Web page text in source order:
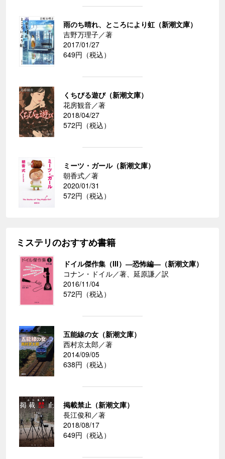
雨のち晴れ、ところにより虹（新潮文庫）
吉野万理子／著
2017/01/27
649円（税込）
くちびる遊び（新潮文庫）
花房観音／著
2018/04/27
572円（税込）
ミーツ・ガール（新潮文庫）
朝香式／著
2020/01/31
572円（税込）
ミステリのおすすめ書籍
ドイル傑作集（III）―恐怖編―（新潮文庫）
コナン・ドイル／著、延原謙／訳
2016/11/04
572円（税込）
五能線の女（新潮文庫）
西村京太郎／著
2014/09/05
638円（税込）
掲載禁止（新潮文庫）
長江俊和／著
2018/08/17
649円（税込）